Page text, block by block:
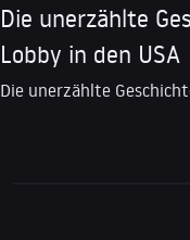
Die unerzählte
Lobby in den USA
Die unerzählte